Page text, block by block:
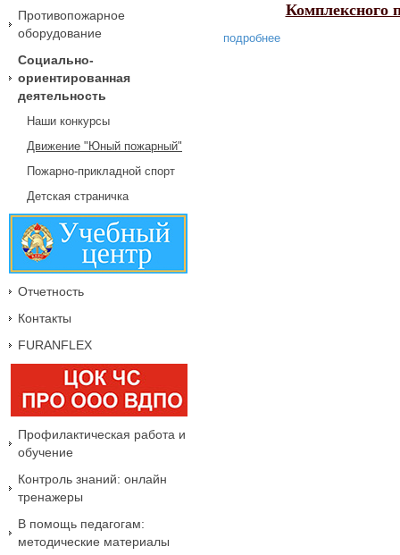
Противопожарное
оборудование
Социально-
ориентированная
деятельность
Наши конкурсы
Движение "Юный пожарный"
Пожарно-прикладной спорт
Детская страничка
Отчетность
Контакты
FURANFLEX
Профилактическая работа и
обучение
Контроль знаний: онлайн
тренажеры
В помощь педагогам:
методические материалы
Комплексного
подробнее